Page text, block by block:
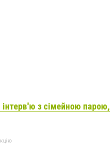
з сімейною парою,